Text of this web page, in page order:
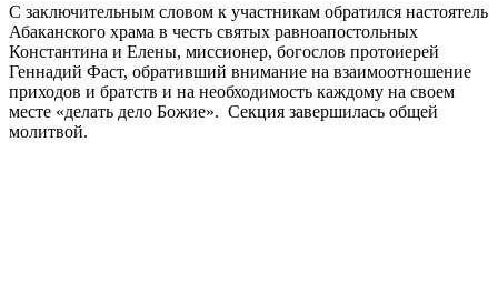
С заключительным словом к участникам обратился настоятель
Абаканского храма в честь святых равноапостольных
Константина и Елены, миссионер, богослов протоиерей
Геннадий Фаст, обративший внимание на взаимоотношение
приходов и братств и на необходимость каждому на своем
месте «делать дело Божие». Секция завершилась общей
молитвой.